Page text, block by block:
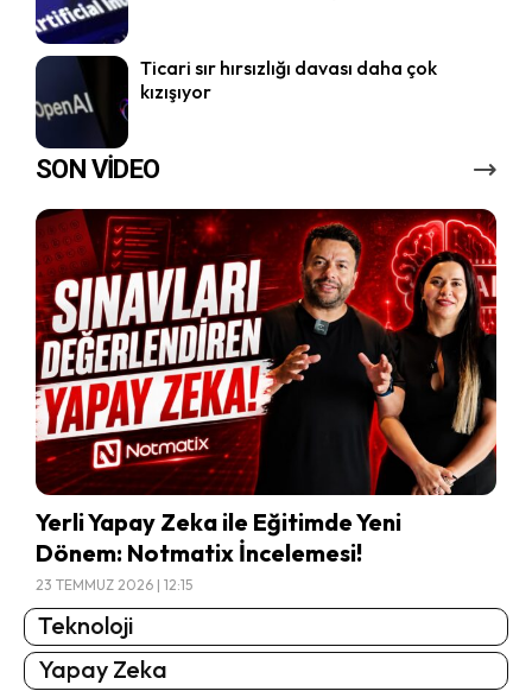
Ticari sır hırsızlığı davası daha çok
kızışıyor
SON VİDEO
Yerli Yapay Zeka ile Eğitimde Yeni
Dönem: Notmatix İncelemesi!
23 TEMMUZ 2026 | 12:15
Teknoloji
Yapay Zeka